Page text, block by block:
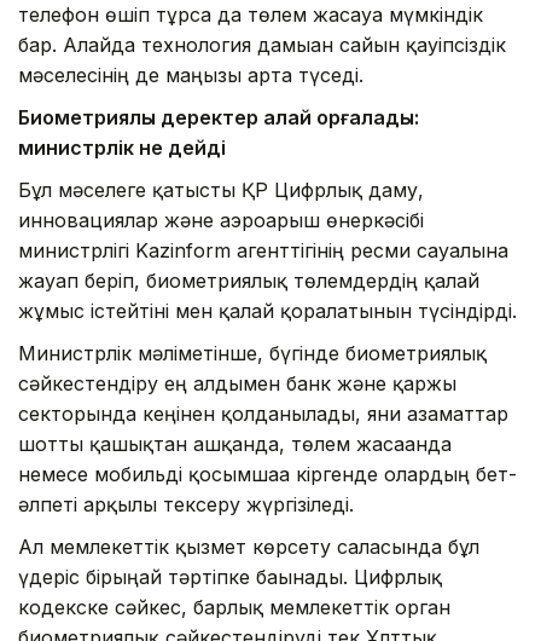
телефон өшіп тұрса да төлем жасауға мүмкіндік
бар. Алайда технология дамыған сайын қауіпсіздік
мәселесінің де маңызы арта түседі.
Биометриялық деректер қалай қорғалады:
министрлік не дейді
Бұл мәселеге қатысты ҚР Цифрлық даму,
инновациялар және аэроғарыш өнеркәсібі
министрлігі Kazinform агенттігінің ресми сауалына
жауап беріп, биометриялық төлемдердің қалай
жұмыс істейтіні мен қалай қорғалатынын түсіндірді.
Министрлік мәліметінше, бүгінде биометриялық
сәйкестендіру ең алдымен банк және қаржы
секторында кеңінен қолданылады, яғни азаматтар
шотты қашықтан ашқанда, төлем жасағанда
немесе мобильді қосымшаға кіргенде олардың бет-
әлпеті арқылы тексеру жүргізіледі.
Ал мемлекеттік қызмет көрсету саласында бұл
үдеріс бірыңғай тәртіпке бағынады. Цифрлық
кодекске сәйкес, барлық мемлекеттік орган